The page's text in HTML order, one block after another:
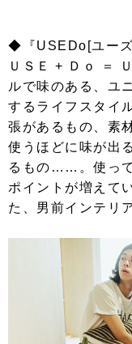
◆『USEDo[ユーズ
ＵＳＥ + Ｄｏ ＝
ルで味のある、ユ
するライフスタイ
張があるもの、素
使うほどに味が出
るもの……。使って
ポイントが増えて
た、男前インテリ